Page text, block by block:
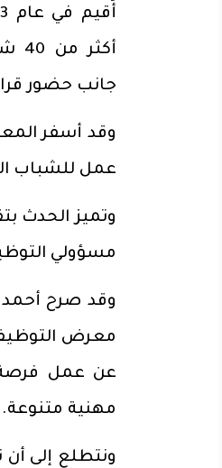
جانب حضور قرابة 3000 باحث عن
عمل للشباب
وتميز الحدث
مسؤولي
وقد صرح أحمد
معرض
عن عمل فرصة
مهنية متنوعة.
ونتطلع إلى